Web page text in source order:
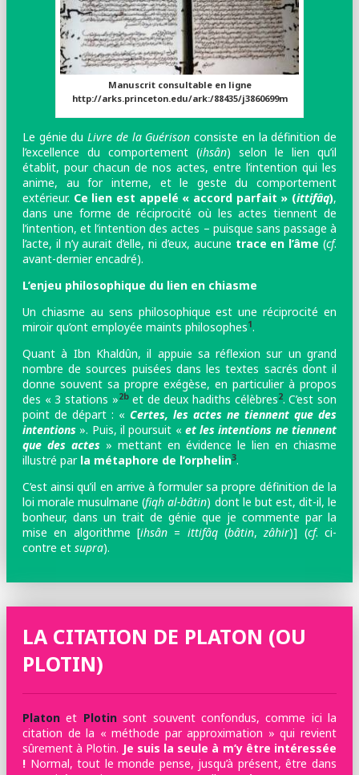
Manuscrit consultable en ligne
http://arks.princeton.edu/ark:/88435/j3860699m
Le génie duLivre de la Guérison consiste en la définition de
l’excellence du comportement (ihsân) selon le lien qu’il
établit, pour chacun de nos actes, entre l’intention qui les
anime, au for interne, et le geste du comportement
extérieur. Ce lien est appelé « accord parfait » (ittifâq),
dans une forme de réciprocité où les actes tiennent de
l’intention, et l’intention des actes – puisque sans passage à
l’acte, il n’y aurait d’elle, ni d’eux, aucune trace en l’âme (cf.
avant-dernier encadré).
L’enjeu philosophique du lien en chiasme
Un chiasme au sens philosophique est une réciprocité en
miroir qu’ont employée maints philosophes1.
Quant à Ibn Khaldûn, il appuie sa réflexion sur un grand
nombre de sources puisées dans les textes sacrés dont il
donne souvent sa propre exégèse, en particulier à propos
des « 3 stations »2bet de deux hadiths célèbres2. C’est son
point de départ : « Certes, les actes ne tiennent que des
intentions ». Puis, il poursuit « et les intentions ne tiennent
que des actes » mettant en évidence le lien en chiasme
illustré par la métaphore de l’orphelin3.
C’est ainsi qu’il en arrive à formuler sa propre définition de la
loi morale musulmane (fiqh al-bâtin) dont le but est, dit-il, le
bonheur, dans un trait de génie que je commente par la
mise en algorithme [ihsân = ittifâq(bâtin,zâhir)] (cf. ci-
contre et supra).
LA CITATION DE PLATON (OU
PLOTIN)
Platon et Plotinsont souvent confondus, comme ici la
citation de la « méthode par approximation » qui revient
sûrement à Plotin. Je suis la seule à m’y être intéressée
! Normal, tout le monde pense, jusqu’à présent, être dans